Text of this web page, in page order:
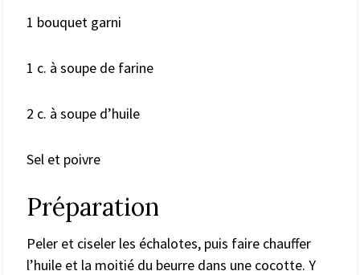
1 bouquet garni
1 c. à soupe de farine
2 c. à soupe d’huile
Sel et poivre
Préparation
Peler et ciseler les échalotes, puis faire chauffer
l’huile et la moitié du beurre dans une cocotte. Y